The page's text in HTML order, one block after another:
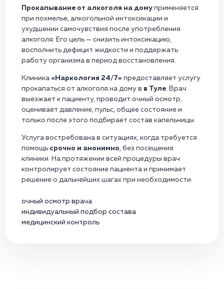
Прокапывание от алкоголя на дому применяется
при похмелье, алкогольной интоксикации и
ухудшении самочувствия после употребления
алкоголя. Его цель — снизить интоксикацию,
восполнить дефицит жидкости и поддержать
работу организма в период восстановления.
Клиника «Наркология 24/7» предоставляет услугу
прокапаться от алкоголя на дому в в Туле. Врач
выезжает к пациенту, проводит очный осмотр,
оценивает давление, пульс, общее состояние и
только после этого подбирает состав капельницы.
Услуга востребована в ситуациях, когда требуется
помощь срочно и анонимно, без посещения
клиники. На протяжении всей процедуры врач
контролирует состояние пациента и принимает
решение о дальнейших шагах при необходимости.
очный осмотр врача
индивидуальный подбор состава
медицинский контроль